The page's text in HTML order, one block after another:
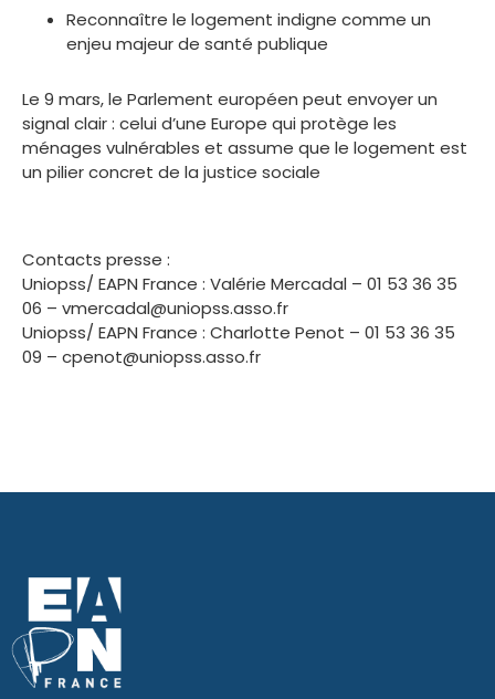
Reconnaître le logement indigne comme un
enjeu majeur de santé publique
Le 9 mars, le Parlement européen peut envoyer un
signal clair : celui d’une Europe qui protège les
ménages vulnérables et assume que le logement est
un pilier concret de la justice sociale
Contacts presse :
Uniopss/ EAPN France : Valérie Mercadal – 01 53 36 35
06 – vmercadal@uniopss.asso.fr
Uniopss/ EAPN France : Charlotte Penot – 01 53 36 35
09 – cpenot@uniopss.asso.fr